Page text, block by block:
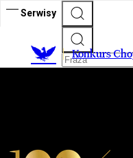
Serwisy
Konkurs